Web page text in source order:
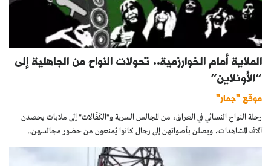
الملاية أمام الخوارزمية.. تحولات النواح من الجاهلية إلى
“الأونلاين”
موقع "جمار"
رحلة النواح النسائي في العراق، من المجالس السرية و"الكَفّالات" إلى ملايات يحصدن
آلاف المشاهدات، ويصلن بأصواتهن إلى رجال كانوا يُمنعون من حضور مجالسهن..